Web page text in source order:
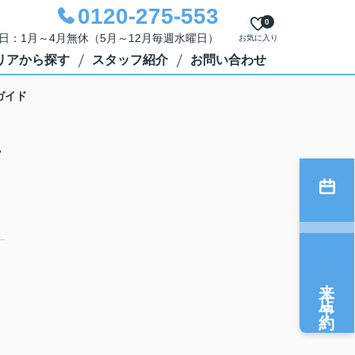
0120-275-553
1月～4月無休（5月～12月毎週水曜日） お気に入り
0
アから探す スタッフ紹介 お問い合わせ
イド
来店予約